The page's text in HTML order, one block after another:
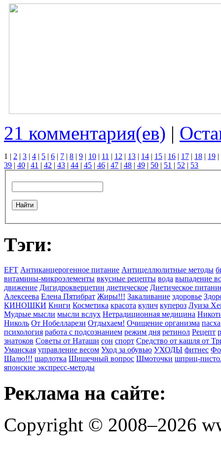
21 комментария(ев) |
1 | 2 | 3 | 4 | 5 | 6 | 7 | 8 | 9 | 10 | 11 | 12 | 13 | 14 | 15 | 16 | 17 | 18 | 19 |
39 | 40 | 41 | 42 | 43 | 44 | 45 | 46 | 47 | 48 | 49 | 50 | 51 | 52 | 53
Тэги:
EFT Антиканцерогенное питание Антицеллюлитные методы
витамины-микроэлементы вкусные рецепты вода выпадение
движение Дигидрокверцетин диетическое Диетическое
Алексеева Елена Пятибрат Жиры!!! Закаливание здоровье
КИНОШКИ Книги Косметика красота кулич купероз Луиза
Мудрые мысли мысли вслух Нетрадиционная медицина
Николь От Нобелларези Отдыхаем! Очищение организма пасха
психология работа с подсознанием режим дня ретинол Рецепт
знатоков Советы от Наташи сон спорт Средство от кашля от
Уманская управление весом Уход за обувью УХОДЫ фитнес
Шалю!!! шарлотка Шишечный вопрос Шмоточки шприц-
японские экспресс-методы
Реклама на сайте:
Copyright © 2008–2026